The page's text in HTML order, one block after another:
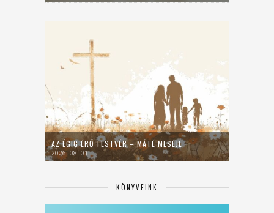
AZ ÉGIG ÉRŐ TESTVÉR – MÁTÉ MESÉJE
2026. 08. 01.
KÖNYVEINK